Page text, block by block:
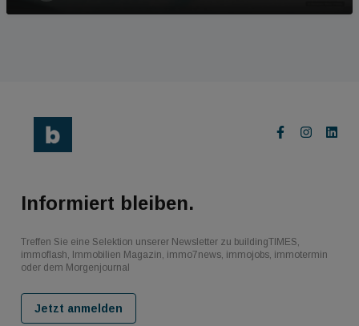
Informiert bleiben.
Treffen Sie eine Selektion unserer Newsletter zu buildingTIMES,
immoflash, Immobilien Magazin, immo7news, immojobs, immotermin
oder dem Morgenjournal
Jetzt anmelden